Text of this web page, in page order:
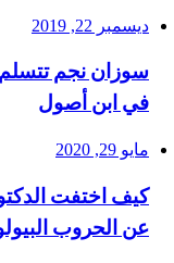
ديسمبر 22, 2019
سوزان نجم تتسلم
في ابن أصول
مايو 29, 2020
كيف اختفت
عن الحروب